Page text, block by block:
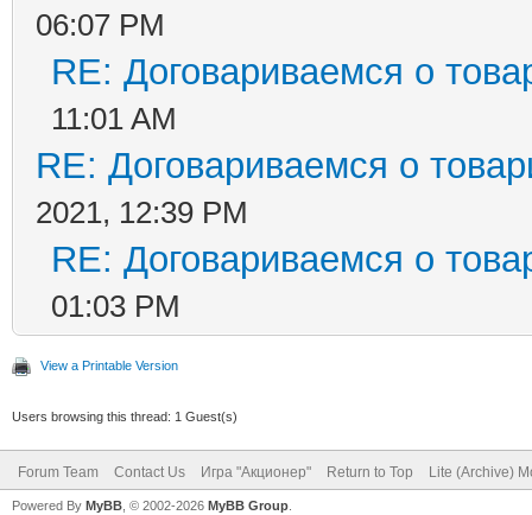
06:07 PM
RE: Договариваемся о
11:01 AM
RE: Договариваемся о
2021, 12:39 PM
RE: Договариваемся о
01:03 PM
View a Printable Version
Users browsing this thread: 1 Guest(s)
Forum Team Contact Us Игра "Акционер" Return to Top Lite (Archive)
Powered By MyBB , © 2002-2026 MyBB Group